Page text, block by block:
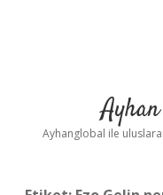
Ayhanglobal ile